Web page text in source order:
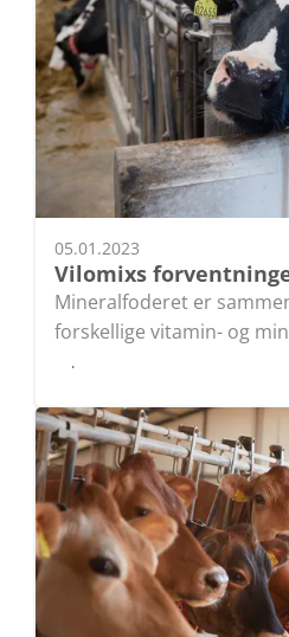
05.01.2023
Vilomixs
Mineralfoderet er
forskellige vitamin- og
Læs